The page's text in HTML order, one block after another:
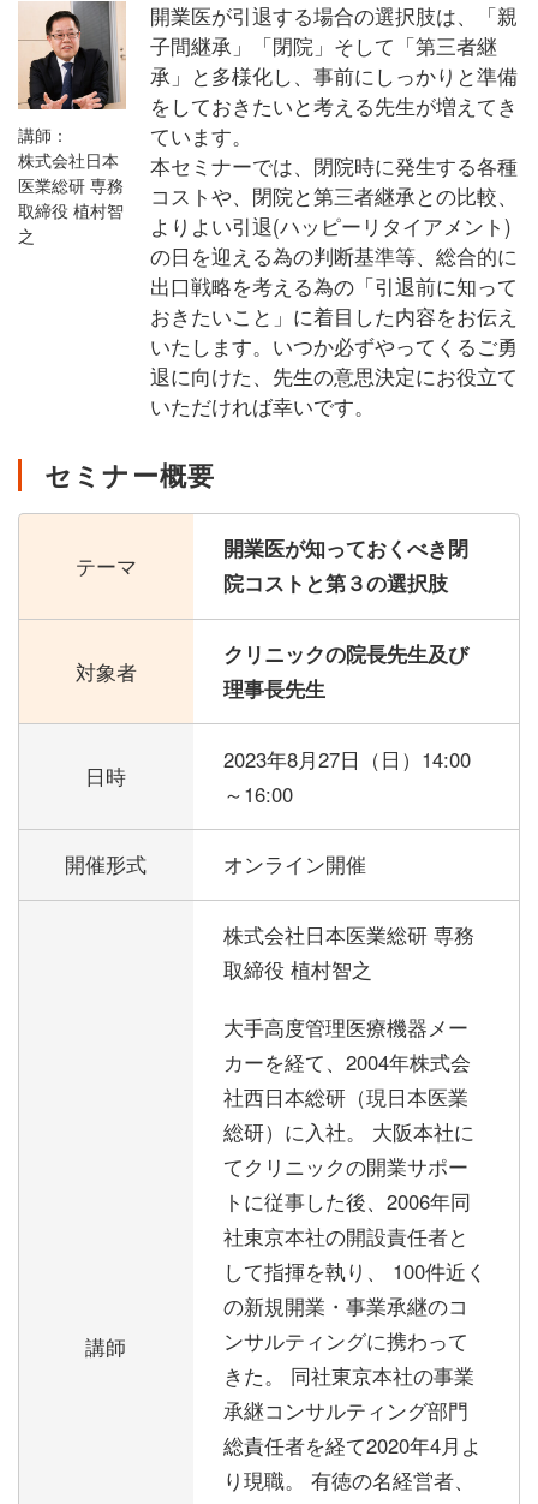
講師：
株式会社日本
医業総研 専務
取締役 植村智
之
開業医が引退する場合の選択肢は、「親
子間継承」「閉院」そして「第三者継
承」と多様化し、事前にしっかりと準備
をしておきたいと考える先生が増えてき
ています。
本セミナーでは、閉院時に発生する各種
コストや、閉院と第三者継承との比較、
よりよい引退(ハッピーリタイアメント)
の日を迎える為の判断基準等、総合的に
出口戦略を考える為の「引退前に知って
おきたいこと」に着目した内容をお伝え
いたします。いつか必ずやってくるご勇
退に向けた、先生の意思決定にお役立て
いただければ幸いです。
セミナー概要
テーマ
開業医が知っておくべき閉
院コストと第３の選択肢
対象者
クリニックの院長先生及び
理事長先生
日時
2023年8月27日（日） 14:00
～16:00
開催形式 オンライン開催
講師
株式会社日本医業総研 専務
取締役 植村智之
大手高度管理医療機器メー
カーを経て、2004年株式会
社西日本総研（現日本医業
総研）に入社。 大阪本社に
てクリニックの開業サポー
トに従事した後、2006年同
社東京本社の開設責任者と
して指揮を執り、 100件近く
の新規開業・事業承継のコ
ンサルティングに携わって
きた。 同社東京本社の事業
承継コンサルティング部門
総責任者を経て2020年4月よ
り現職。 有徳の名経営者、